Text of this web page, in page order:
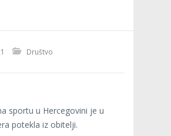
Društvo
sportu u Hercegovini je u
potekla iz obitelji.